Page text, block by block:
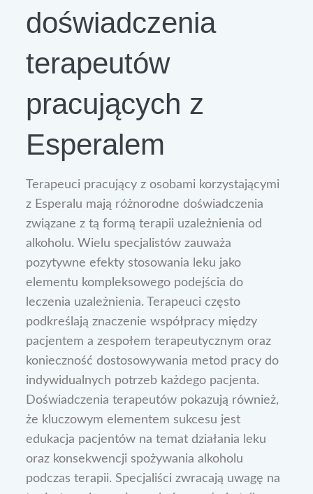
doświadczenia
terapeutów
pracujących z
Esperalem
Terapeuci pracujący z osobami korzystającymi
z Esperalu mają różnorodne doświadczenia
związane z tą formą terapii uzależnienia od
alkoholu. Wielu specjalistów zauważa
pozytywne efekty stosowania leku jako
elementu kompleksowego podejścia do
leczenia uzależnienia. Terapeuci często
podkreślają znaczenie współpracy między
pacjentem a zespołem terapeutycznym oraz
konieczność dostosowywania metod pracy do
indywidualnych potrzeb każdego pacjenta.
Doświadczenia terapeutów pokazują również,
że kluczowym elementem sukcesu jest
edukacja pacjentów na temat działania leku
oraz konsekwencji spożywania alkoholu
podczas terapii. Specjaliści zwracają uwagę na